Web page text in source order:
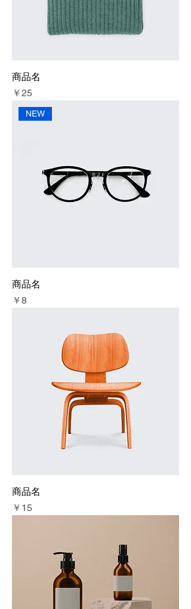
商品名
価格
￥25
NEW
商品名
価格
￥8
商品名
価格
￥15